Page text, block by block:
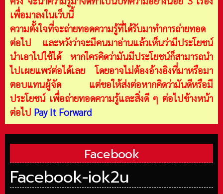
เพื่อมาลงในเว็บนี้
ความตั้งใจที่จะถ่ายทอดความรู้ที่ได้รับมาทำการถ่ายทอด
ต่อไป และหวังว่าจะมีคนมาอ่านแล้วเห็นว่ามีประโยชน์
นำเอาไปใช้ได้ หากใครคิดว่ามันมีประโยชน์ก็สามารถนำ
ไปเผยแพร่ต่อได้เลย โดยอาจไม่ต้องอ้างอิงที่มาหรือมา
ตอบแทนผู้จัด แต่ขอให้ส่งต่อหากคิดว่ามันดีหรือมี
ประโยชน์ เพื่อถ่ายทอดความรู้และสิ่งดี ๆ ต่อไปข้างหน้า
ต่อไป Pay It Forward
Facebook
Facebook-iok2u